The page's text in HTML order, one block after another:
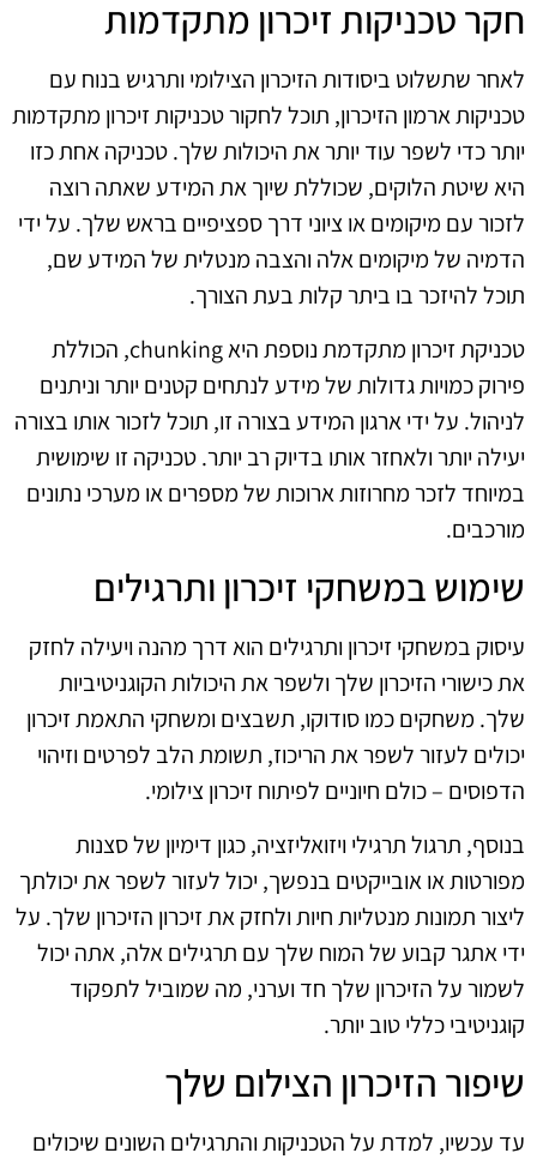
חקר טכניקות זיכרון מתקדמות
לאחר שתשלוט ביסודות הזיכרון הצילומי ותרגיש בנוח עם
טכניקות ארמון הזיכרון, תוכל לחקור טכניקות זיכרון מתקדמות
יותר כדי לשפר עוד יותר את היכולות שלך. טכניקה אחת כזו
היא שיטת הלוקים, שכוללת שיוך את המידע שאתה רוצה
לזכור עם מיקומים או ציוני דרך ספציפיים בראש שלך. על ידי
הדמיה של מיקומים אלה והצבה מנטלית של המידע שם,
תוכל להיזכר בו ביתר קלות בעת הצורך.
טכניקת זיכרון מתקדמת נוספת היא chunking, הכוללת
פירוק כמויות גדולות של מידע לנתחים קטנים יותר וניתנים
לניהול. על ידי ארגון המידע בצורה זו, תוכל לזכור אותו בצורה
יעילה יותר ולאחזר אותו בדיוק רב יותר. טכניקה זו שימושית
במיוחד לזכר מחרוזות ארוכות של מספרים או מערכי נתונים
מורכבים.
שימוש במשחקי זיכרון ותרגילים
עיסוק במשחקי זיכרון ותרגילים הוא דרך מהנה ויעילה לחזק
את כישורי הזיכרון שלך ולשפר את היכולות הקוגניטיביות
שלך. משחקים כמו סודוקו, תשבצים ומשחקי התאמת זיכרון
יכולים לעזור לשפר את הריכוז, תשומת הלב לפרטים וזיהוי
הדפוסים – כולם חיוניים לפיתוח זיכרון צילומי.
בנוסף, תרגול תרגילי ויזואליזציה, כגון דימיון של סצנות
מפורטות או אובייקטים בנפשך, יכול לעזור לשפר את יכולתך
ליצור תמונות מנטליות חיות ולחזק את זיכרון הזיכרון שלך. על
ידי אתגר קבוע של המוח שלך עם תרגילים אלה, אתה יכול
לשמור על הזיכרון שלך חד וערני, מה שמוביל לתפקוד
קוגניטיבי כללי טוב יותר.
שיפור הזיכרון הצילום שלך
עד עכשיו, למדת על הטכניקות והתרגילים השונים שיכולים